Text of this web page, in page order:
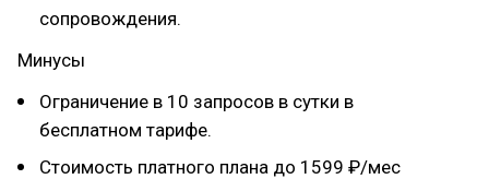
сопровождения.
Минусы
Ограничение в 10 запросов в сутки в
бесплатном тарифе.
Стоимость платного плана до 1599 ₽/мес